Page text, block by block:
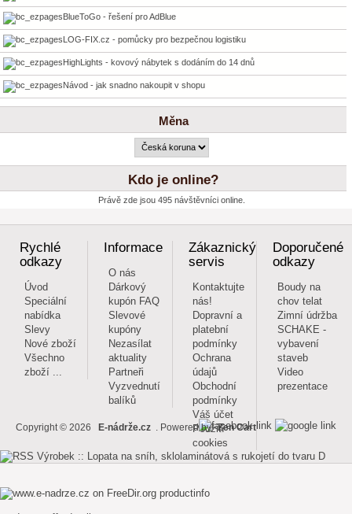
BlueToGo - řešení pro AdBlue
LOG-FIX.cz - pomůcky pro bezpečnou logistiku
HighLights - kovový nábytek s dodáním do 14 dnů
Návod - jak snadno nakoupit v shopu
Měna
Kdo je online?
Právě zde jsou 495 návštěvníci online.
Rychlé
odkazy
Úvod
Speciální
nabídka
Slevy
Nové zboží
Všechno
zboží ...
Informace
O nás
Dárkový
kupón FAQ
Slevové
kupóny
Nezasílat
aktuality
Partneři
Vyzvednutí
balíků
Zákaznický
servis
Kontaktujte
nás!
Dopravní a
platební
podmínky
Ochrana
údajů
Obchodní
podmínky
Váš účet
Použití
cookies
Doporučené
odkazy
Boudy na
chov telat
Zimní údržba
SCHAKE -
vybavení
staveb
Video
prezentace
Copyright © 2026 E-nádrže.cz . Powered by Zen Cart
productinfo